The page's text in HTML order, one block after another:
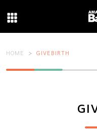
HOME GIVEBIRTH